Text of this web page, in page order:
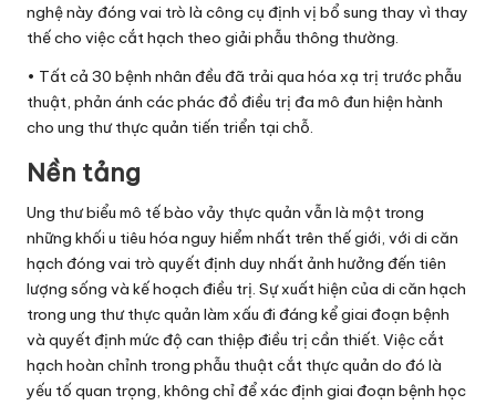
nghệ này đóng vai trò là công cụ định vị bổ sung thay vì thay
thế cho việc cắt hạch theo giải phẫu thông thường.
• Tất cả 30 bệnh nhân đều đã trải qua hóa xạ trị trước phẫu
thuật, phản ánh các phác đồ điều trị đa mô đun hiện hành
cho ung thư thực quản tiến triển tại chỗ.
Nền tảng
Ung thư biểu mô tế bào vảy thực quản vẫn là một trong
những khối u tiêu hóa nguy hiểm nhất trên thế giới, với di căn
hạch đóng vai trò quyết định duy nhất ảnh hưởng đến tiên
lượng sống và kế hoạch điều trị. Sự xuất hiện của di căn hạch
trong ung thư thực quản làm xấu đi đáng kể giai đoạn bệnh
và quyết định mức độ can thiệp điều trị cần thiết. Việc cắt
hạch hoàn chỉnh trong phẫu thuật cắt thực quản do đó là
yếu tố quan trọng, không chỉ để xác định giai đoạn bệnh học